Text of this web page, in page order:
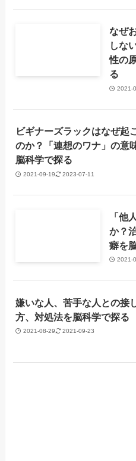
なぜ
しな
性の
る
2021-
ビギナーズラックはなぜ起
のか？「連想のワナ」の意
脳科学で探る
2021-09-19 2023-07-11
「他
か？
癖を
2021-
嫌いな人、苦手な人との接
方、対処法を脳科学で探る
2021-08-29 2021-09-23